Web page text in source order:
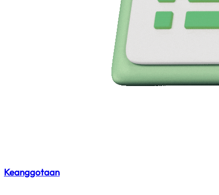
Keanggotaan